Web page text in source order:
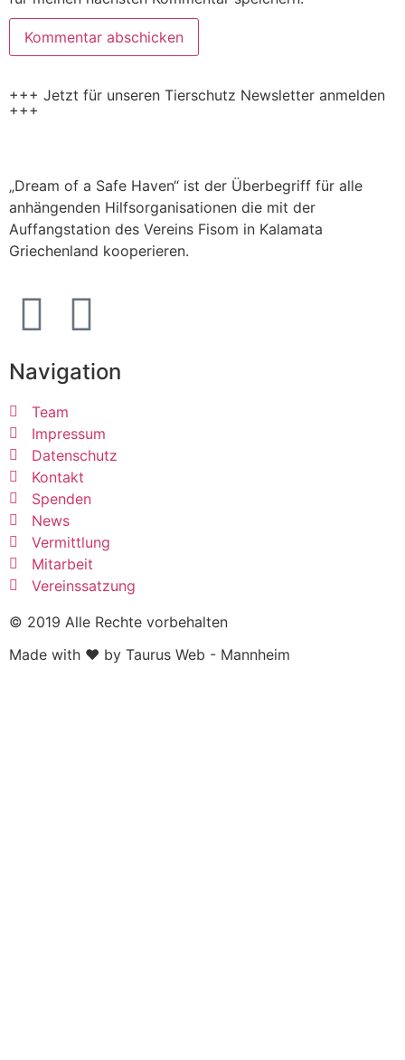
+++ Jetzt für unseren Tierschutz Newsletter anmelden
+++
„Dream of a Safe Haven“ ist der Überbegriff für alle
anhängenden Hilfsorganisationen die mit der
Auffangstation des Vereins Fisom in Kalamata
Griechenland kooperieren.
Navigation
Team
Impressum
Datenschutz
Kontakt
Spenden
News
Vermittlung
Mitarbeit
Vereinssatzung
© 2019 Alle Rechte vorbehalten
Made with ❤ by Taurus Web - Mannheim